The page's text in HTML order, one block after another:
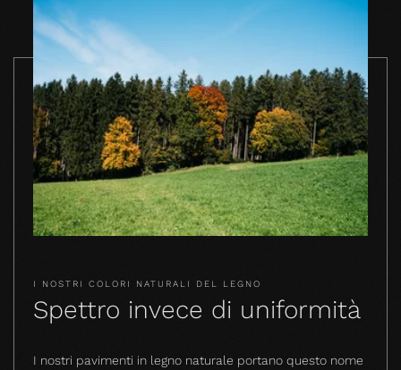
I NOSTRI COLORI NATURALI DEL LEGNO
Spettro invece di uniformità
I nostri pavimenti in legno naturale portano questo nome